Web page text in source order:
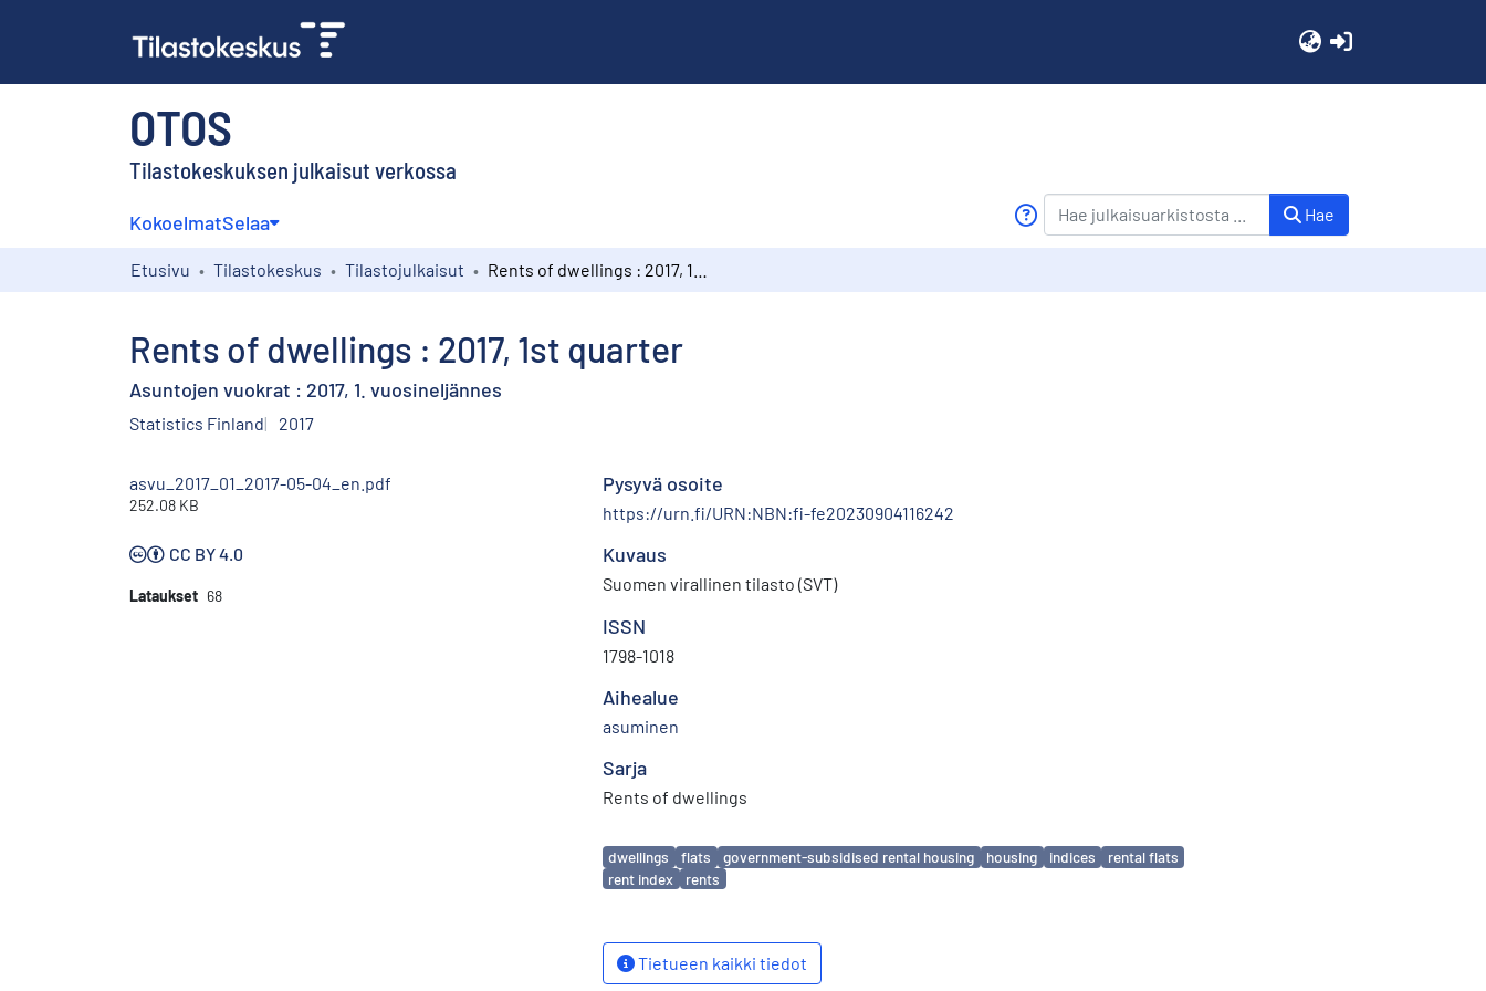
OTOS
Tilastokeskuksen julkaisut verkossa
KokoelmatSelaa Hae
Etusivu Tilastokeskus Tilastojulkaisut
Rents of dwellings : 2017, 1st quarter
Asuntojen vuokrat : 2017, 1. vuosineljännes
Statistics Finland 2017
asvu_2017_01_2017-05-04_en.pdf
252.08 KB
CC BY 4.0
Lataukset 68
Pysyvä osoite
https://urn.fi/URN:NBN:fi-fe20230904116242
Kuvaus
Suomen virallinen tilasto (SVT)
ISSN
1798-1018
Aihealue
asuminen
Sarja
Rents of dwellings
Avainsanat
dwellings flats government-subsidised rental housing housing indices
rental flats
rent index
rents
Tietueen kaikki tiedot